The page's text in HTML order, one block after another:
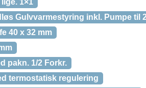
1×1
Gulvvarmestyring inkl. Pumpe til
40 x 32 mm
pakn. 1/2 Forkr.
termostatisk regulering